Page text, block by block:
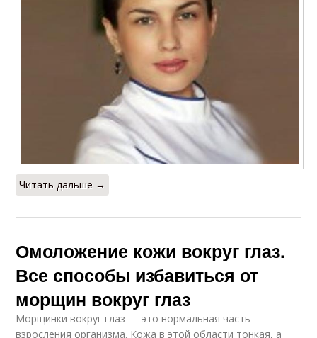
Читать дальше →
Омоложение кожи вокруг глаз.
Все способы избавиться от
морщин вокруг глаз
Морщинки вокруг глаз — это нормальная часть
взросления организма. Кожа в этой области тонкая, а